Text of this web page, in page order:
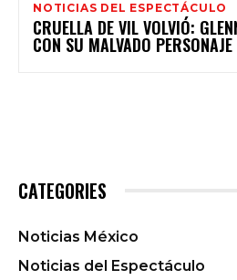
NOTICIAS DEL ESPECTÁCULO
CRUELLA DE VIL VOLVIÓ:
CON SU MALVADO PERSONAJE
CATEGORIES
Noticias México
Noticias del Espectáculo